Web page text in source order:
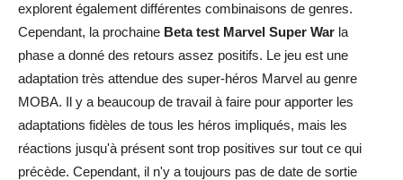
explorent également différentes combinaisons de genres.
Cependant, la prochaine Beta test Marvel Super War la
phase a donné des retours assez positifs. Le jeu est une
adaptation très attendue des super-héros Marvel au genre
MOBA. Il y a beaucoup de travail à faire pour apporter les
adaptations fidèles de tous les héros impliqués, mais les
réactions jusqu'à présent sont trop positives sur tout ce qui
précède. Cependant, il n'y a toujours pas de date de sortie